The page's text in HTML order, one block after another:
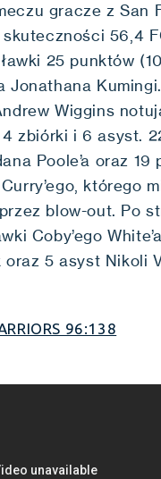
gracze z San
56,4
25 punktów
Jonathana
Wiggins
4 zbiórki i 6 asyst.
Poole’a oraz 19
którego
blow-out. Po
Coby’ego
oraz 5 asyst Nikoli
96:138